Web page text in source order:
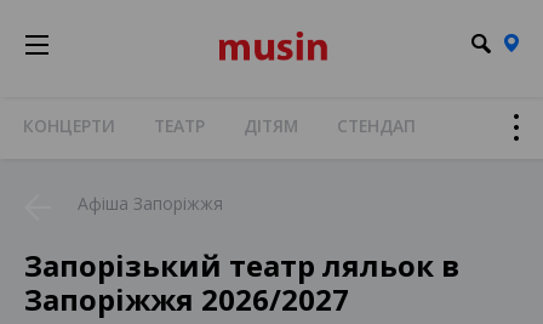
КОНЦЕРТИ ТЕАТР ДІТЯМ СТЕНДАП
Афіша Запоріжжя
Запорізький театр ляльок в
Запоріжжя 2026/2027